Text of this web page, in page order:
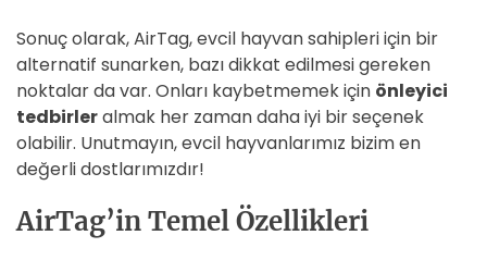
Sonuç olarak, AirTag, evcil hayvan sahipleri için bir
alternatif sunarken, bazı dikkat edilmesi gereken
noktalar da var. Onları kaybetmemek için önleyici
tedbirleralmak her zaman daha iyi bir seçenek
olabilir. Unutmayın, evcil hayvanlarımız bizim en
değerli dostlarımızdır!
AirTag’in Temel Özellikleri